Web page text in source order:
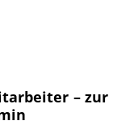
– zur